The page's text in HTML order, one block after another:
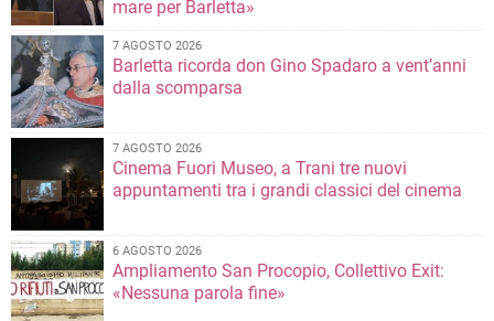
mare per Barletta»
7 AGOSTO 2026
Barletta ricorda don Gino Spadaro a vent’anni
dalla scomparsa
7 AGOSTO 2026
Cinema Fuori Museo, a Trani tre nuovi
appuntamenti tra i grandi classici del cinema
6 AGOSTO 2026
Ampliamento San Procopio, Collettivo Exit:
«Nessuna parola fine»